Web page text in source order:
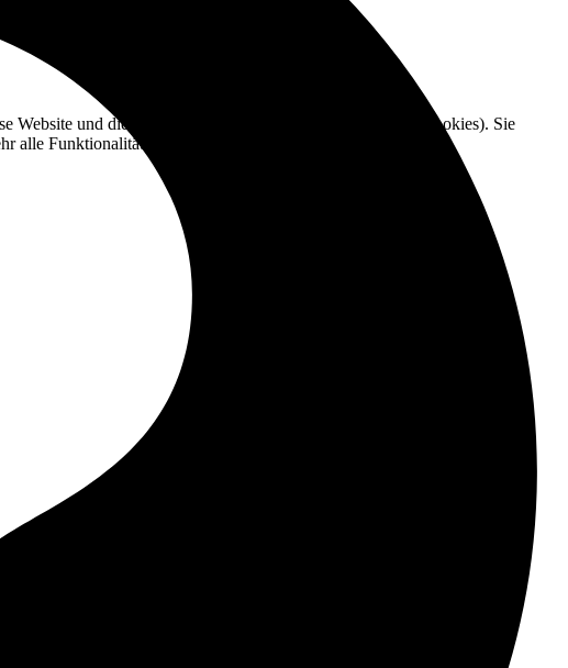
Website und die Nutzererfahrung zu verbessern (Tracking Cookies). Sie
alle Funktionalitäten der Seite zur Verfügung stehen.